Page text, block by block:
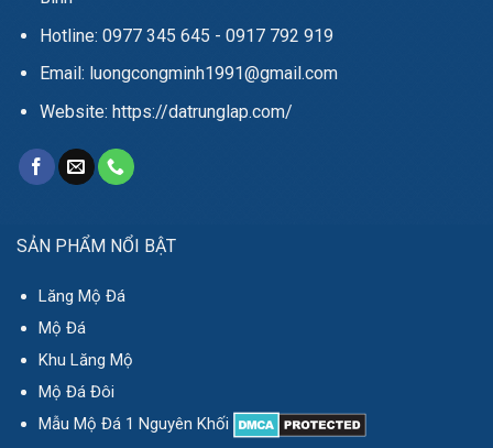
Hotline: 0977 345 645 - 0917 792 919
Email: luongcongminh1991@gmail.com
Website: https://datrunglap.com/
SẢN PHẨM NỔI BẬT
Lăng Mộ Đá
Mộ Đá
Khu Lăng Mộ
Mộ Đá Đôi
Mẫu Mộ Đá 1 Nguyên Khối